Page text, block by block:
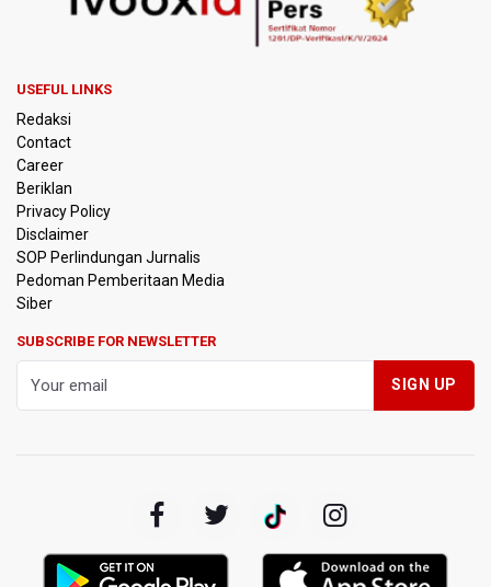
Kebakaran Landa Gedung Bapenda DKI Jakarta
PSSI Evaluasi TImnas Indonesia Setelah Gagal Tembus
Ditahan Imbang Singapura 1-1
Pemerintah Matangkan Rencana Pembaruan Buku Ajar
Nasional
Pendakian Gunung Gede Pangrango Ditutup karena
Indonesia
Tunggu 8 Jam karena HCU RSCM Terbatas
USEFUL LINKS
Redaksi
Contact
Career
Beriklan
Privacy Policy
Disclaimer
SOP Perlindungan Jurnalis
Pedoman Pemberitaan Media
Siber
SUBSCRIBE FOR NEWSLETTER